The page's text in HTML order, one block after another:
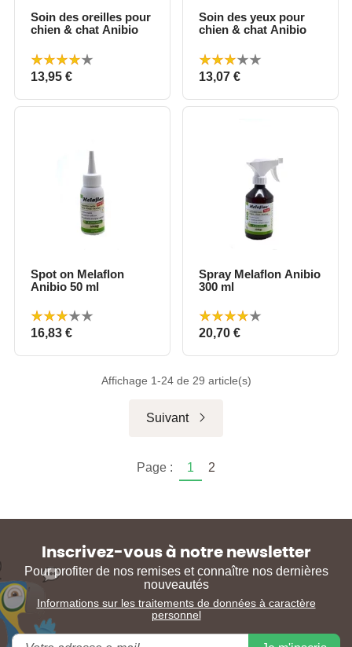
Soin des oreilles pour
chien & chat Anibio
Prix
13,95 €
Soin des yeux pour
chien & chat Anibio
Prix
13,07 €
Spot on Melaflon
Anibio 50 ml
Prix
16,83 €
Spray Melaflon Anibio
300 ml
Prix
20,70 €
Affichage 1-24 de 29 article(s)
Suivant
Page : 1 2
Inscrivez-vous à notre newsletter
Pour profiter de nos remises et connaître nos dernières
nouveautés
Informations sur les traitements de données à caractère
personnel